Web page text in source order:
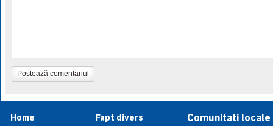
Postează comentariul
Home
Fapt divers
Comunitati locale